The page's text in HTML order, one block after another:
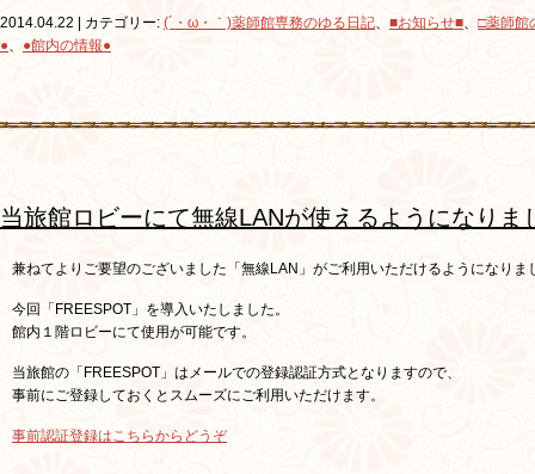
2014.04.22 | カテゴリー: (´・ω・｀)薬師館専務のゆる日記、 ■お知らせ■、 □薬師館
●、 ●館内の情報●
当旅館ロビーにて無線LANが使えるようになり
兼ねてよりご要望のございました「無線LAN」がご利用いただけるようになりま
今回「FREESPOT」を導入いたしました。
館内１階ロビーにて使用が可能です。
当旅館の「FREESPOT」はメールでの登録認証方式となりますので、
事前にご登録しておくとスムーズにご利用いただけます。
事前認証登録はこちらからどうぞ